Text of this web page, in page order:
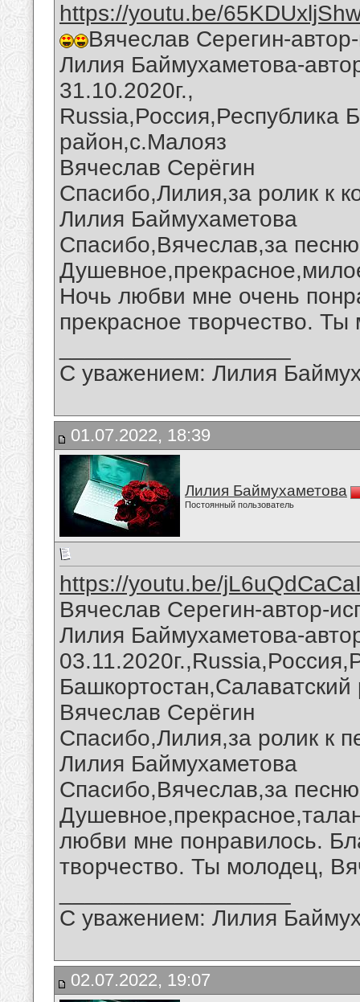
https://youtu.be/
Вячеслав Серегин-
Лилия Баймухаметова-
31.10.2020г.,
Russia,Россия,Республика
район,с.Малояз
Вячеслав Серёгин
Спасибо,Лилия,за ролик к
Лилия Баймухаметова
Спасибо,Вячеслав,за
Ночь любви мне очень
прекрасное творчество.
С уважением: Лилия
01.07.2022, 18:39
Лилия Баймухаметова
Постоянный пользователь
https://youtu.be/
Вячеслав Серегин-автор-
Лилия Баймухаметова-
Вячеслав Серёгин
Спасибо,Лилия,за ролик к
Лилия Баймухаметова
Спасибо,Вячеслав,за
любви мне понравилось.
творчество. Ты молодец,
С уважением: Лилия
02.07.2022, 19:07